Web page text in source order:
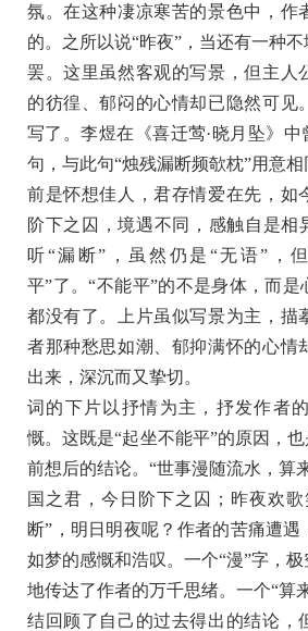
氛。在这种凄凉寒苦的景色中，作
的。之所以说“昨夜”，当还有一种
罢。这里虽然客观的写景，但主人
的彷徨、郁闷的心情却已隐然可见
写了。李煜在《喜迁莺·晓月坠》中
句，与此句“烛残漏断频欹枕”用意
前是怀想佳人，君存情爱在先，如
阶下之囚，境遇不同，感触自是相
听“漏断”，虽然仍是“无语”，
平”了。“不能平”的不是身体，而
都没有了。上片虽似写景为主，描
者那种愁思如潮、郁抑满怀的心情
出来，深沉而又挚切。
词的下片以抒情为主，抒发作者
慨。这既是“起坐不能平”的原因，
前想后的结论。“世事漫随流水，算
国之君，今日阶下之囚；昨夜欢
断”，明日明夜呢？作者的苦痛遭
如梦的感慨和浩叹。一个“漫”字，
地传达了作者的万千思绪。一个“算
结回顾了自己的过去得出的结论，